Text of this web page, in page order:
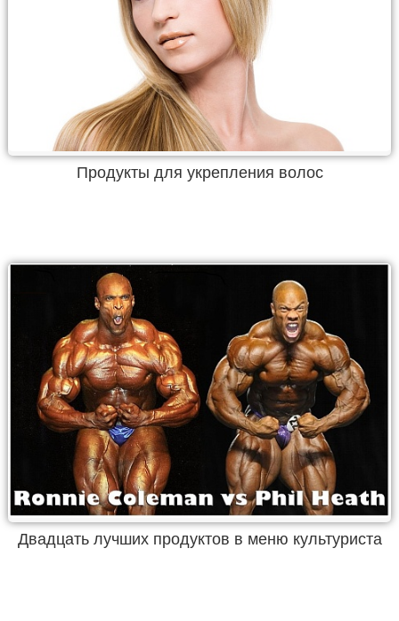
Продукты для укрепления волос
Двадцать лучших продуктов в меню культуриста